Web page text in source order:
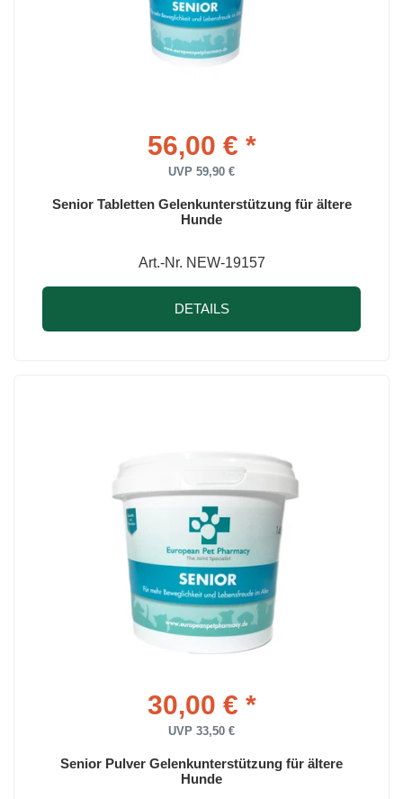
56,00 € *
UVP 59,90 €
Senior Tabletten Gelenkunterstützung für ältere
Hunde
Art.-Nr. NEW-19157
DETAILS
30,00 € *
UVP 33,50 €
Senior Pulver Gelenkunterstützung für ältere
Hunde